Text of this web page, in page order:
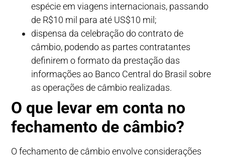
espécie em viagens internacionais, passando
de R$10 mil para até US$10 mil;
dispensa da celebração do contrato de
câmbio, podendo as partes contratantes
definirem o formato da prestação das
informações ao Banco Central do Brasil sobre
as operações de câmbio realizadas.
O que levar em conta no
fechamento de câmbio?
O fechamento de câmbio envolve considerações